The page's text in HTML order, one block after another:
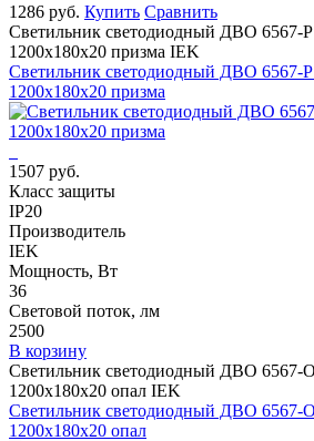
1286 руб. Купить Сравнить
Светильник светодиодный ДВО 6567-
1200х180х20 призма IEK
Светильник светодиодный ДВО 6567-
1200х180х20 призма
1507 руб.
Класс защиты
IP20
Производитель
IEK
Мощность, Вт
36
Световой поток, лм
2500
В корзину
Светильник светодиодный ДВО 6567-
1200х180х20 опал IEK
Светильник светодиодный ДВО 6567-
1200х180х20 опал